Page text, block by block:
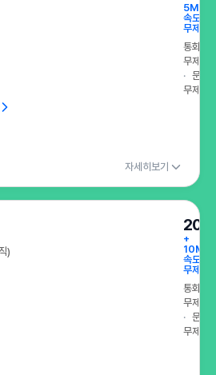
속도
무제한
통화
무제한
문자
무제한
자세히보기
)
+
속도
무제한
통화
무제한
문자
무제한